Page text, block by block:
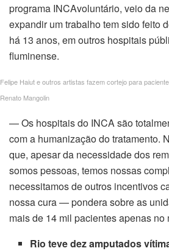
satın al
Panel
panel
Panel
panel
panel
panel
programa INCAvoluntário, veio da
expandir um trabalho tem sido feito
há 13 anos, em outros hospitais
fluminense.
Felipe Haiut e outros artistas fazem cortejo para
Renato Mangolin
— Os hospitais do INCA são
com a humanização do tratamento.
que, apesar da necessidade dos
somos pessoas, temos nossas
necessitamos de outros incentivos
nossa cura — pondera sobre as
mais de 14 mil pacientes apenas no
Rio teve dez amputados